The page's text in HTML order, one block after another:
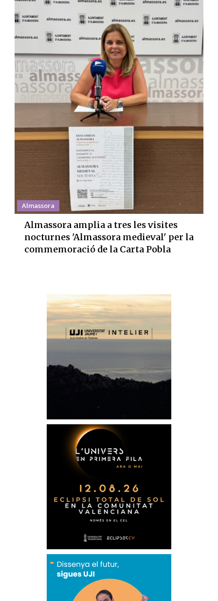
Almassora
Almassora amplia a tres les visites
nocturnes 'Almassora medieval' per la
commemoració de la Carta Pobla